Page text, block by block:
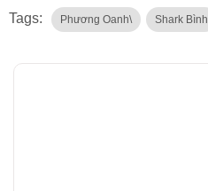
Tags: Phương Oanh\ Shark Bình